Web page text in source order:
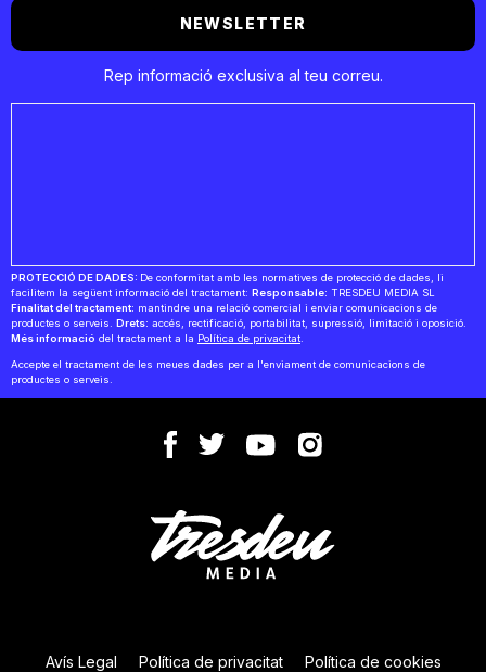
NEWSLETTER
Rep informació exclusiva al teu correu.
PROTECCIÓ DE DADES: De conformitat amb les normatives de protecció de dades, li
facilitem la següent informació del tractament: Responsable: TRESDEU MEDIA SL
Finalitat del tractament: mantindre una relació comercial i enviar comunicacions de
productes o serveis. Drets: accés, rectificació, portabilitat, supressió, limitació i oposició.
Més informació del tractament a la Política de privacitat.
Accepte el tractament de les meues dades per a l'enviament de comunicacions de
productes o serveis.
Avís Legal Política de privacitat
Política de cookies